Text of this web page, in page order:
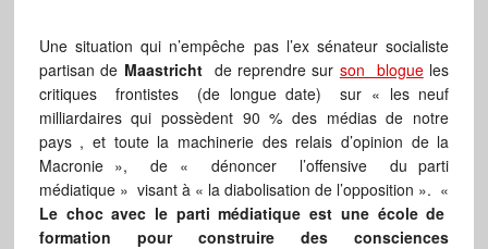
Une situation qui n’empêche pas l’ex sénateur socialiste
partisan de Maastrichtde reprendre sur son blogueles
critiques frontistes (de longue date) sur « les neuf
milliardaires qui possèdent 90 % des médias de notre
pays , et toute la machinerie des relais d’opinion de la
Macronie », de « dénoncer l’offensive du parti
médiatique » visant à « la diabolisation de l’opposition ». «
Le choc avec le parti médiatique est une école de
formation pour construire des consciences